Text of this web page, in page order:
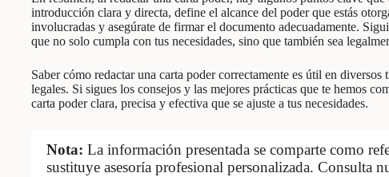
introducción clara y directa, define el alcance del poder que estás
involucradas y asegúrate de firmar el documento adecuadamente.
que no solo cumpla con tus necesidades, sino que también sea
Saber cómo redactar una carta poder correctamente es útil en
legales. Si sigues los consejos y las mejores prácticas que te hemos
carta poder clara, precisa y efectiva que se ajuste a tus necesidades.
Nota: La información presentada se comparte como
sustituye asesoría profesional personalizada. Consulta